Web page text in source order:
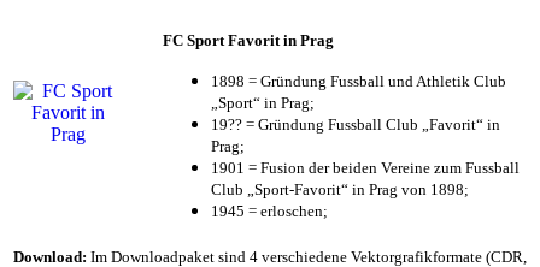
FC Sport Favorit in Prag
1898 = Gründung Fussball und Athletik Club
„Sport“ in Prag;
19?? = Gründung Fussball Club „Favorit“ in
Prag;
1901 = Fusion der beiden Vereine zum Fussball
Club „Sport-Favorit“ in Prag von 1898;
1945 = erloschen;
Download: Im Downloadpaket sind 4 verschiedene Vektorgrafikformate (CDR,